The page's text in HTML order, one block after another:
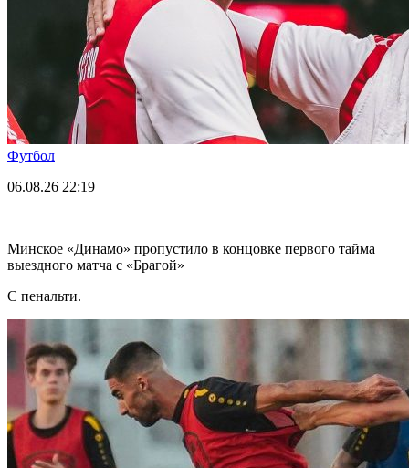
Футбол
06.08.26 22:19
Минское «Динамо» пропустило в концовке первого тайма
выездного матча с «Брагой»
С пенальти.